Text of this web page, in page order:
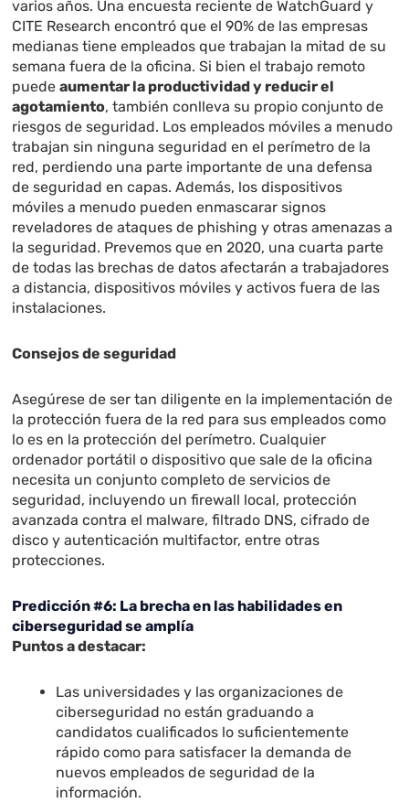
varios años. Una encuesta reciente de WatchGuard y
CITE Research encontró que el 90% de las empresas
medianas tiene empleados que trabajan la mitad de su
semana fuera de la oficina. Si bien el trabajo remoto
puedeaumentar la productividad y reducir el
agotamiento, también conlleva su propio conjunto de
riesgos de seguridad. Los empleados móviles a menudo
trabajan sin ninguna seguridad en el perímetro de la
red, perdiendo una parte importante de una defensa
de seguridad en capas. Además, los dispositivos
móviles a menudo pueden enmascarar signos
reveladores de ataques de phishing y otras amenazas a
la seguridad. Prevemos que en 2020, una cuarta parte
de todas las brechas de datos afectarán a trabajadores
a distancia, dispositivos móviles y activos fuera de las
instalaciones.
Consejos de seguridad
Asegúrese de ser tan diligente en la implementación de
la protección fuera de la red para sus empleados como
lo es en la protección del perímetro. Cualquier
ordenador portátil o dispositivo que sale de la oficina
necesita un conjunto completo de servicios de
seguridad, incluyendo un firewall local, protección
avanzada contra el malware, filtrado DNS, cifrado de
disco y autenticación multifactor, entre otras
protecciones.
Predicción #6: La brecha en las habilidades en
ciberseguridad se amplía
Puntos a destacar:
Las universidades y las organizaciones de
ciberseguridad no están graduando a
candidatos cualificados lo suficientemente
rápido como para satisfacer la demanda de
nuevos empleados de seguridad de la
información.